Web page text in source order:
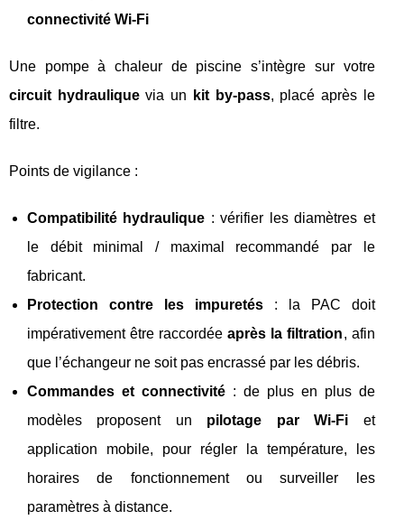
connectivité Wi‑Fi
Une pompe à chaleur de piscine s’intègre sur votre
circuit hydrauliquevia un kit by‑pass, placé après le
filtre.
Points de vigilance :
Compatibilité hydraulique : vérifier les diamètres et
le débit minimal / maximal recommandé par le
fabricant.
Protection contre les impuretés: la PAC doit
impérativement être raccordéeaprès la filtration, afin
que l’échangeur ne soit pas encrassé par les débris.
Commandes et connectivité: de plus en plus de
modèles proposent un pilotage par Wi‑Fi et
application mobile, pour régler la température, les
horaires de fonctionnement ou surveiller les
paramètres à distance.